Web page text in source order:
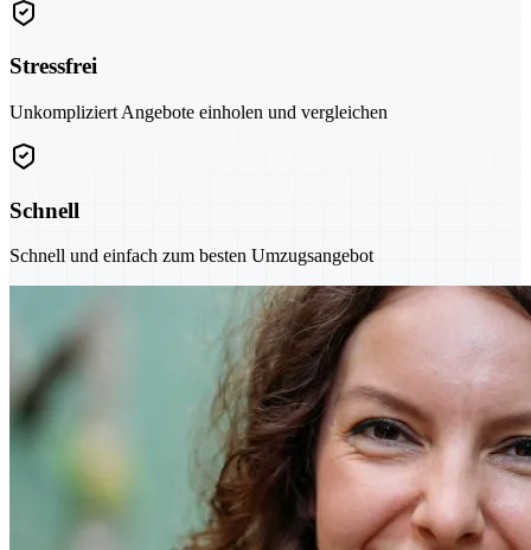
Stressfrei
Unkompliziert Angebote einholen und vergleichen
Schnell
Schnell und einfach zum besten Umzugsangebot